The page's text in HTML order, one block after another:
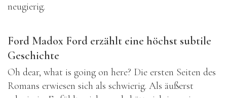
neugierig.
Ford Madox Ford erzählt eine höchst subtile
Geschichte
Oh dear, what is going on here? Die ersten Seiten des
Romans erwiesen sich als schwierig. Als äußerst